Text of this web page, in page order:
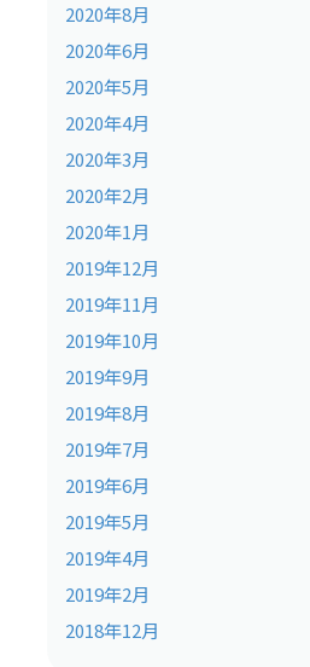
2020年8月
2020年6月
2020年5月
2020年4月
2020年3月
2020年2月
2020年1月
2019年12月
2019年11月
2019年10月
2019年9月
2019年8月
2019年7月
2019年6月
2019年5月
2019年4月
2019年2月
2018年12月